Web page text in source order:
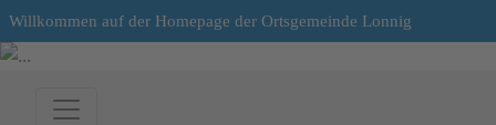
Willkommen auf der Homepage der Ortsgemeinde Lonnig